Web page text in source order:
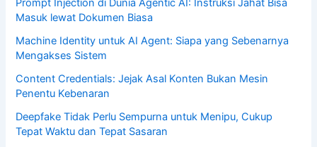
Prompt Injection di Dunia Agentic AI: Instruksi Jahat Bisa
Masuk lewat Dokumen Biasa
Machine Identity untuk AI Agent: Siapa yang Sebenarnya
Mengakses Sistem
Content Credentials: Jejak Asal Konten Bukan Mesin
Penentu Kebenaran
Deepfake Tidak Perlu Sempurna untuk Menipu, Cukup
Tepat Waktu dan Tepat Sasaran